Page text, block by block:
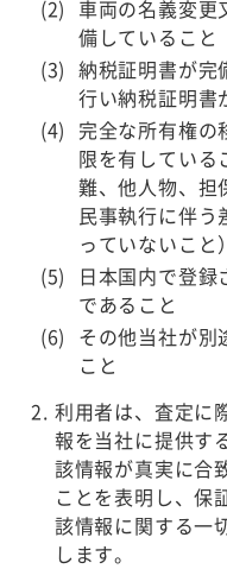
車両の名義変更
備していること
納税証明書が完
行い納税証明書
完全な所有権の
限を有している
難、他人物、担
民事執行に伴
っていないこと）
日本国内で登
であること
その他当社が別
こと
利用者は、査定に
報を当社に提供す
該情報が真実に合
ことを表明し、保
該情報に関する一
します。